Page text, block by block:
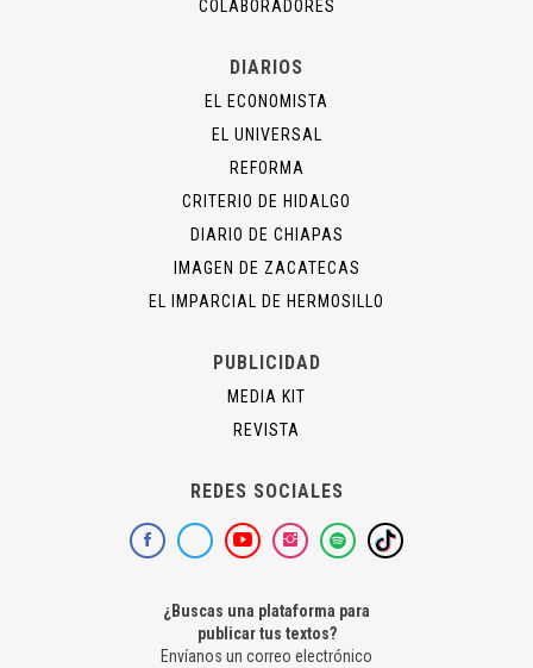
COLABORADORES
DIARIOS
EL ECONOMISTA
EL UNIVERSAL
REFORMA
CRITERIO DE HIDALGO
DIARIO DE CHIAPAS
IMAGEN DE ZACATECAS
EL IMPARCIAL DE HERMOSILLO
PUBLICIDAD
MEDIA KIT
REVISTA
REDES SOCIALES
¿Buscas una plataforma para
publicar tus textos?
Envíanos un correo electrónico